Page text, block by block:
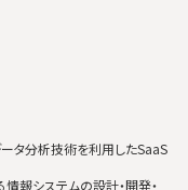
タ分析技術を利用したSaaS
情報システムの設計・開発・